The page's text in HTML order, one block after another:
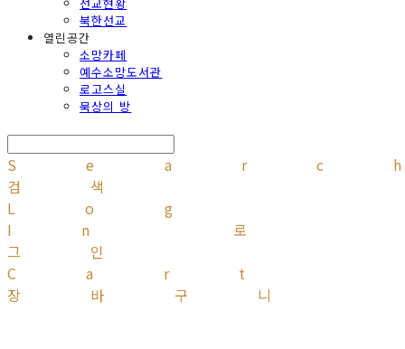
북한선교
열린공간
소망카페
예수소망도서관
로고스실
묵상의 방
검색
Log
In
로
그인
Cart
장바구니